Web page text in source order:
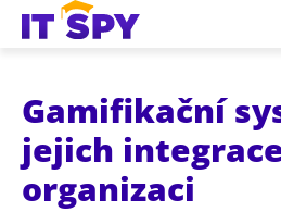
Gamifikační
jejich
organizaci